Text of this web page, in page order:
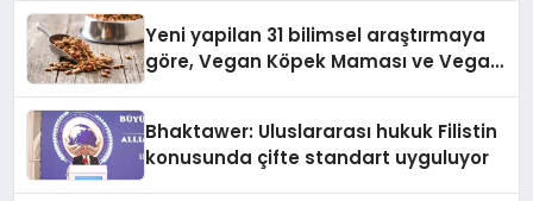
Yeni yapilan 31 bilimsel araştırmaya
göre, Vegan Köpek Maması ve Vegan
Bhaktawer: Uluslararası hukuk Filistin
konusunda çifte standart uyguluyor